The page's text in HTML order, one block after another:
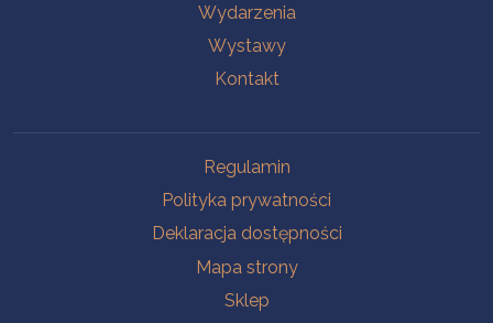
Wydarzenia
Wystawy
Kontakt
Regulamin
Polityka prywatności
Deklaracja dostępności
Mapa strony
Sklep